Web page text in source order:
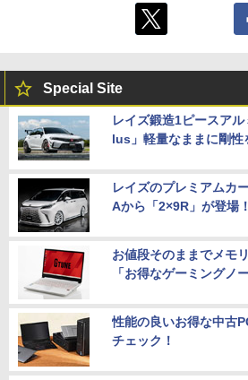
Special Site
レイズ鍛造1ピースア
lus」軽量なままに剛性
レイズのプレミアムカ
Aから「2×9R」が登場！
お値段そのままでメモ
「お得なゲーミングノ
性能の良いお得な中古
チェック！